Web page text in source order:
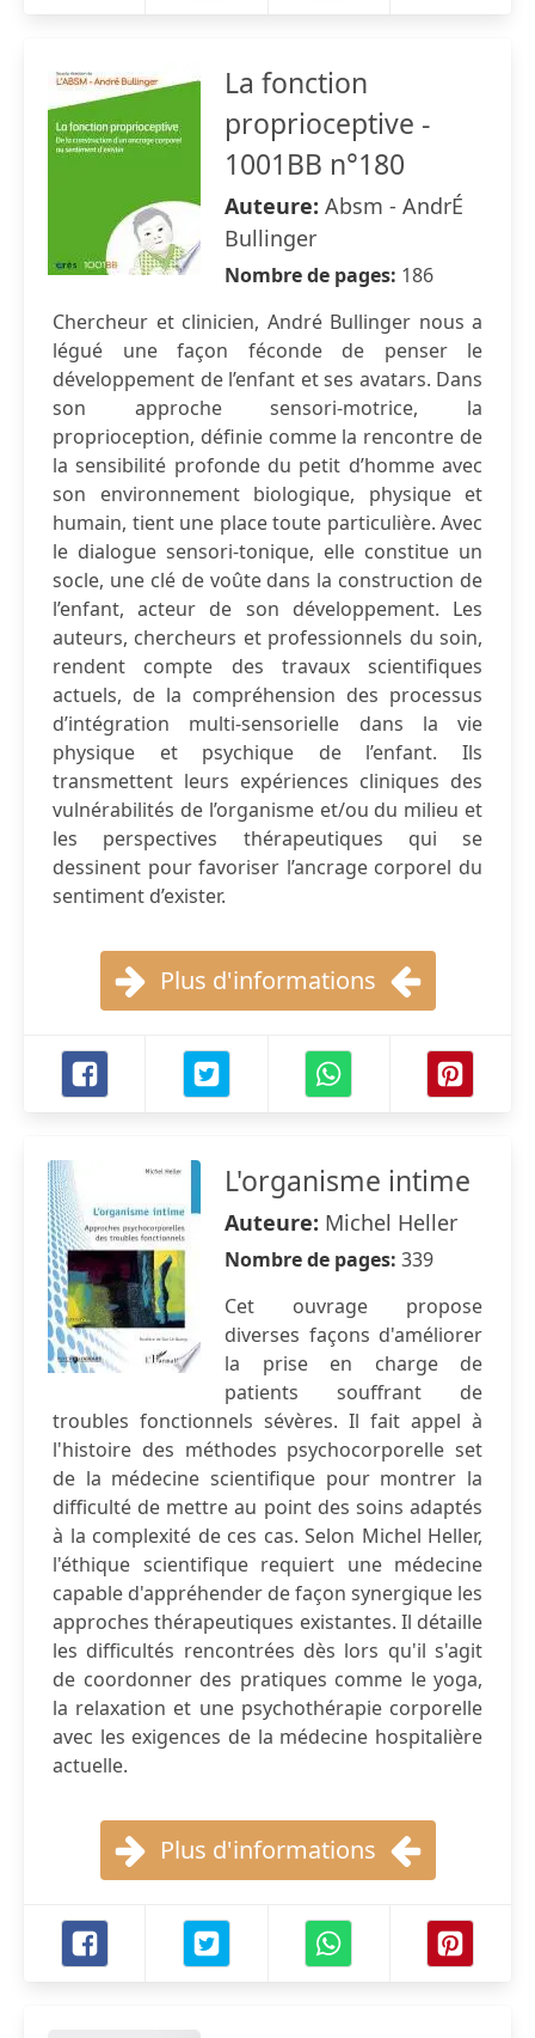
La fonction
proprioceptive -
1001BB n°180
Auteure: Absm - AndrÉ
Bullinger
Nombre de pages: 186
Chercheur et clinicien, André Bullinger nous a
légué une façon féconde de penser le
développement de l’enfant et ses avatars. Dans
son approche sensori-motrice, la
proprioception, définie comme la rencontre de
la sensibilité profonde du petit d’homme avec
son environnement biologique, physique et
humain, tient une place toute particulière. Avec
le dialogue sensori-tonique, elle constitue un
socle, une clé de voûte dans la construction de
l’enfant, acteur de son développement. Les
auteurs, chercheurs et professionnels du soin,
rendent compte des travaux scientifiques
actuels, de la compréhension des processus
d’intégration multi-sensorielle dans la vie
physique et psychique de l’enfant. Ils
transmettent leurs expériences cliniques des
vulnérabilités de l’organisme et/ou du milieu et
les perspectives thérapeutiques qui se
dessinent pour favoriser l’ancrage corporel du
sentiment d’exister.
Plus d'informations
L'organisme intime
Auteure: Michel Heller
Nombre de pages: 339
Cet ouvrage propose
diverses façons d'améliorer
la prise en charge de
patients souffrant de
troubles fonctionnels sévères. Il fait appel à
l'histoire des méthodes psychocorporelle set
de la médecine scientifique pour montrer la
difficulté de mettre au point des soins adaptés
à la complexité de ces cas. Selon Michel Heller,
l'éthique scientifique requiert une médecine
capable d'appréhender de façon synergique les
approches thérapeutiques existantes. Il détaille
les difficultés rencontrées dès lors qu'il s'agit
de coordonner des pratiques comme le yoga,
la relaxation et une psychothérapie corporelle
avec les exigences de la médecine hospitalière
actuelle.
Plus d'informations